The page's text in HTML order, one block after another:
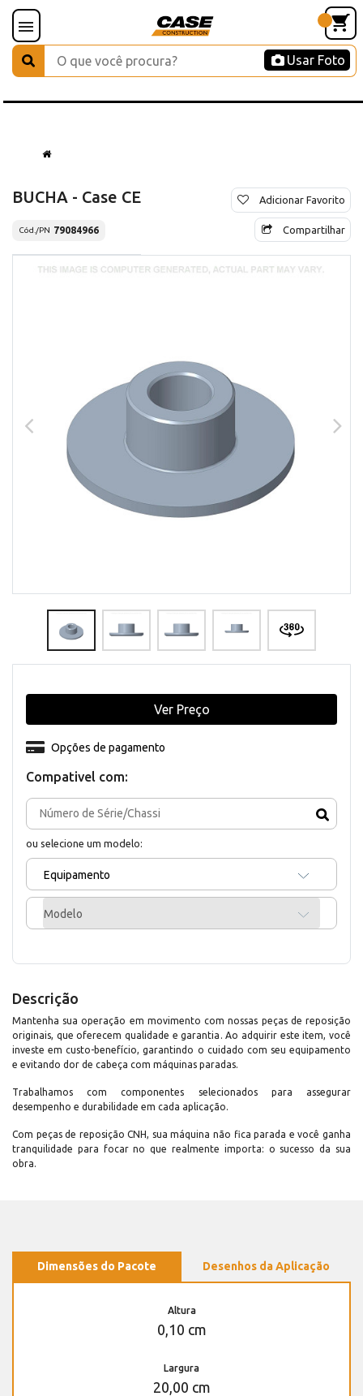
Usar Foto
BUCHA - Case CE
Cód./PN 79084966
Adicionar Favorito
Compartilhar
Compativel com:
ou selecione um modelo:
Equipamento
Modelo
Opções de pagamento
Ver Preço
Descrição
Mantenha sua operação em movimento com nossas peças de reposição
originais, que oferecem qualidade e garantia. Ao adquirir este item, você
investe em custo-benefício, garantindo o cuidado com seu equipamento
e evitando dor de cabeça com máquinas paradas.
Trabalhamos com componentes selecionados para assegurar
desempenho e durabilidade em cada aplicação.
Com peças de reposição CNH, sua máquina não fica parada e você ganha
tranquilidade para focar no que realmente importa: o sucesso da sua
obra.
Dimensões do Pacote Desenhos da Aplicação
Altura
0,10 cm
Largura
20,00 cm